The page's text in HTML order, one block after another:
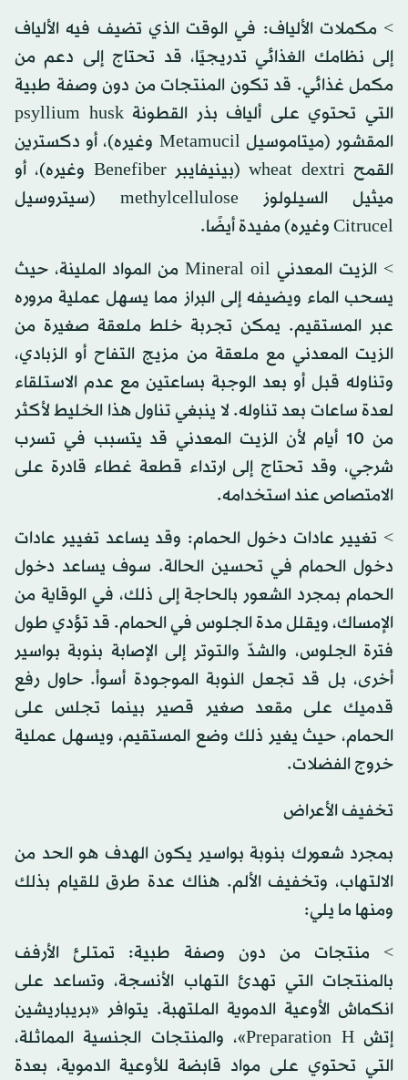
> مكملات الألياف: في الوقت الذي تضيف فيه الألياف
إلى نظامك الغذائي تدريجيًا، قد تحتاج إلى دعم من
مكمل غذائي. قد تكون المنتجات من دون وصفة طبية
التي تحتوي على ألياف بذر القطونة psyllium husk
المقشور (ميتاموسيل Metamucil وغيره)، أو دكسترين
القمح wheat dextri (بينيفايبر Benefiber وغيره)، أو
ميثيل السيلولوز methylcellulose (سيتروسيل
Citrucel وغيره) مفيدة أيضًا.
> الزيت المعدني Mineral oil من المواد الملينة، حيث
يسحب الماء ويضيفه إلى البراز مما يسهل عملية مروره
عبر المستقيم. يمكن تجربة خلط ملعقة صغيرة من
الزيت المعدني مع ملعقة من مزيج التفاح أو الزبادي،
وتناوله قبل أو بعد الوجبة بساعتين مع عدم الاستلقاء
لعدة ساعات بعد تناوله. لا ينبغي تناول هذا الخليط لأكثر
من 10 أيام لأن الزيت المعدني قد يتسبب في تسرب
شرجي، وقد تحتاج إلى ارتداء قطعة غطاء قادرة على
الامتصاص عند استخدامه.
> تغيير عادات دخول الحمام: وقد يساعد تغيير عادات
دخول الحمام في تحسين الحالة. سوف يساعد دخول
الحمام بمجرد الشعور بالحاجة إلى ذلك، في الوقاية من
الإمساك، ويقلل مدة الجلوس في الحمام. قد تؤدي طول
فترة الجلوس، والشدّ والتوتر إلى الإصابة بنوبة بواسير
أخرى، بل قد تجعل النوبة الموجودة أسوأ. حاول رفع
قدميك على مقعد صغير قصير بينما تجلس على
الحمام، حيث يغير ذلك وضع المستقيم، ويسهل عملية
خروج الفضلات.
تخفيف الأعراض
بمجرد شعورك بنوبة بواسير يكون الهدف هو الحد من
الالتهاب، وتخفيف الألم. هناك عدة طرق للقيام بذلك
ومنها ما يلي:
> منتجات من دون وصفة طبية: تمتلئ الأرفف
بالمنتجات التي تهدئ التهاب الأنسجة، وتساعد على
انكماش الأوعية الدموية الملتهبة. يتوافر «بريباريشين
إتش Preparation H»، والمنتجات الجنسية المماثلة،
التي تحتوي على مواد قابضة للأوعية الدموية، بعدة